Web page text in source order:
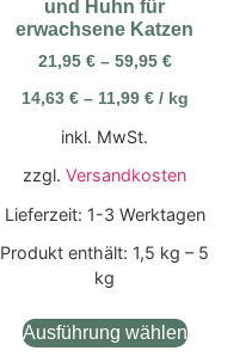
und Huhn für
erwachsene Katzen
21,95 €– 59,95 €
14,63 €– 11,99 €/ kg
inkl. MwSt.
zzgl.Versandkosten
Lieferzeit: 1-3 Werktagen
Produkt enthält: 1,5 kg – 5
kg
Ausführung wählen